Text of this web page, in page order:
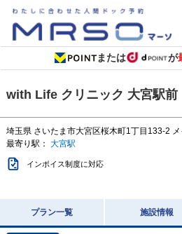
または が
with Life クリニック 大宮駅前
埼玉県 さいたま市大宮区桜木町1丁目133-2
最寄り駅： 大宮駅
インボイス制度に対応
プラン一覧 施設情報